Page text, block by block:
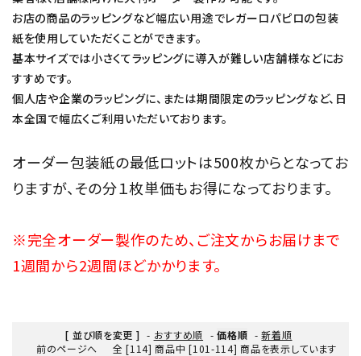
お店の商品のラッピングなど幅広い用途でレガーロパピロの包装
紙を使用していただくことができます。
基本サイズでは小さくてラッピングに導入が難しい店舗様などにお
すすめです。
個人店や企業のラッピングに、または期間限定のラッピングなど、日
本全国で幅広くご利用いただいております。
オーダー包装紙の最低ロットは500枚からとなってお
りますが、その分１枚単価もお得になっております。
※完全オーダー製作のため、ご注文からお届けまで
1週間から2週間ほどかかります。
[ 並び順を変更 ] - おすすめ順 -価格順 -新着順
前のページへ
全 [114] 商品中 [101-114] 商品を表示しています